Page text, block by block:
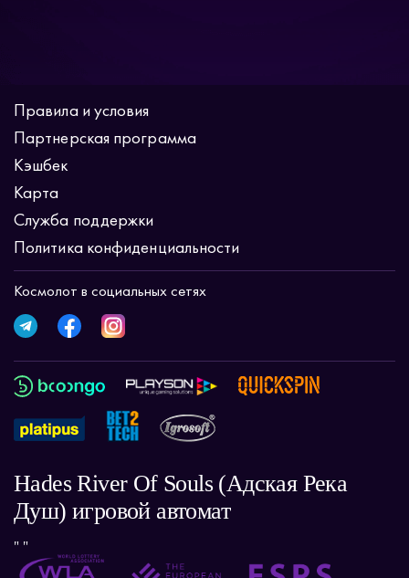
Правила и условия
Партнерская программа
Кэшбек
Карта
Служба поддержки
Политика конфиденциальности
Космолот в социальных сетях
Hades River Of Souls (Адская Река
Душ) игровой автомат
" "